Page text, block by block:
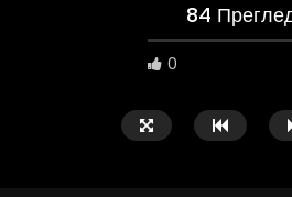
84
0